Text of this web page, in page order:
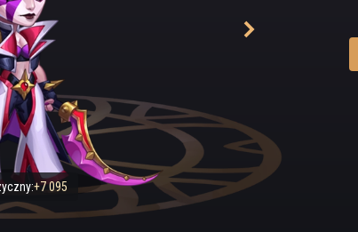
głosy umarłych zagłuszają jej własny i przelewają się
pozbyć wielu rzeczy, które uznaje za złe, a do tego
napędza jej siły życiowe, przekształcając samą istotę Lyrii
jej pomagać innym (głównie martwym), w dziedzinach, w
radzi sobie z takim wykorzystaniem sytuacji, by zyskać
obowiązku. Wie, że trzeba pobłażliwości i odrobiny ironii,
ich prawdziwą naturę. Wie, co jest dla nich naprawdę
które pokazały ich prawdziwe oblicza. Kiedy jest się
o pozory, prawda? Czasem Lyria spełnia te prośby, jeśli
+7 095